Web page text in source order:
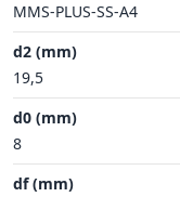
MMS-PLUS-SS-A4
d2 (mm)
19,5
d0 (mm)
8
df (mm)